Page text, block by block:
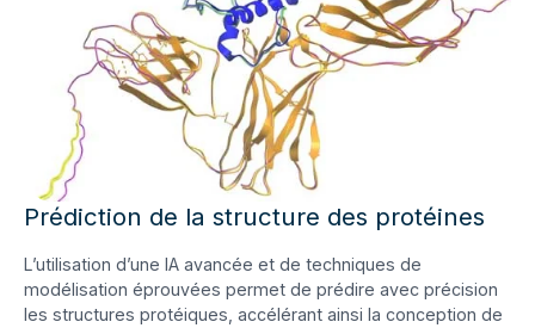
Prédiction de la structure des protéines
L’utilisation d’une IA avancée et de techniques de
modélisation éprouvées permet de prédire avec précision
les structures protéiques, accélérant ainsi la conception de